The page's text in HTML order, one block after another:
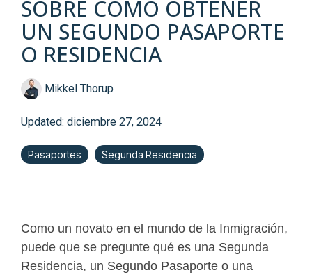
SOBRE CÓMO OBTENER
UN SEGUNDO PASAPORTE
O RESIDENCIA
Mikkel Thorup
Updated: diciembre 27, 2024
Pasaportes Segunda Residencia
Como un novato en el mundo de la Inmigración,
puede que se pregunte qué es una Segunda
Residencia, un Segundo Pasaporte o una